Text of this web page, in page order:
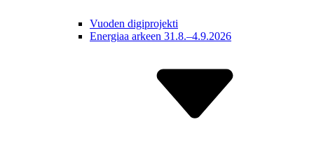
Vuoden digiprojekti
Energiaa arkeen 31.8.–4.9.2026